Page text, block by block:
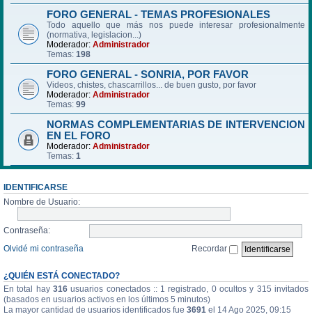
FORO GENERAL - TEMAS PROFESIONALES
Todo aquello que más nos puede interesar profesionalmente
(normativa, legislacion...)
Moderador: Administrador
Temas: 198
FORO GENERAL - SONRIA, POR FAVOR
Videos, chistes, chascarrillos... de buen gusto, por favor
Moderador: Administrador
Temas: 99
NORMAS COMPLEMENTARIAS DE INTERVENCION
EN EL FORO
Moderador: Administrador
Temas: 1
IDENTIFICARSE
Nombre de Usuario:
Contraseña:
Olvidé mi contraseña
Recordar
¿QUIÉN ESTÁ CONECTADO?
En total hay 316usuarios conectados :: 1 registrado, 0 ocultos y 315 invitados
(basados en usuarios activos en los últimos 5 minutos)
La mayor cantidad de usuarios identificados fue 3691 el 14 Ago 2025, 09:15